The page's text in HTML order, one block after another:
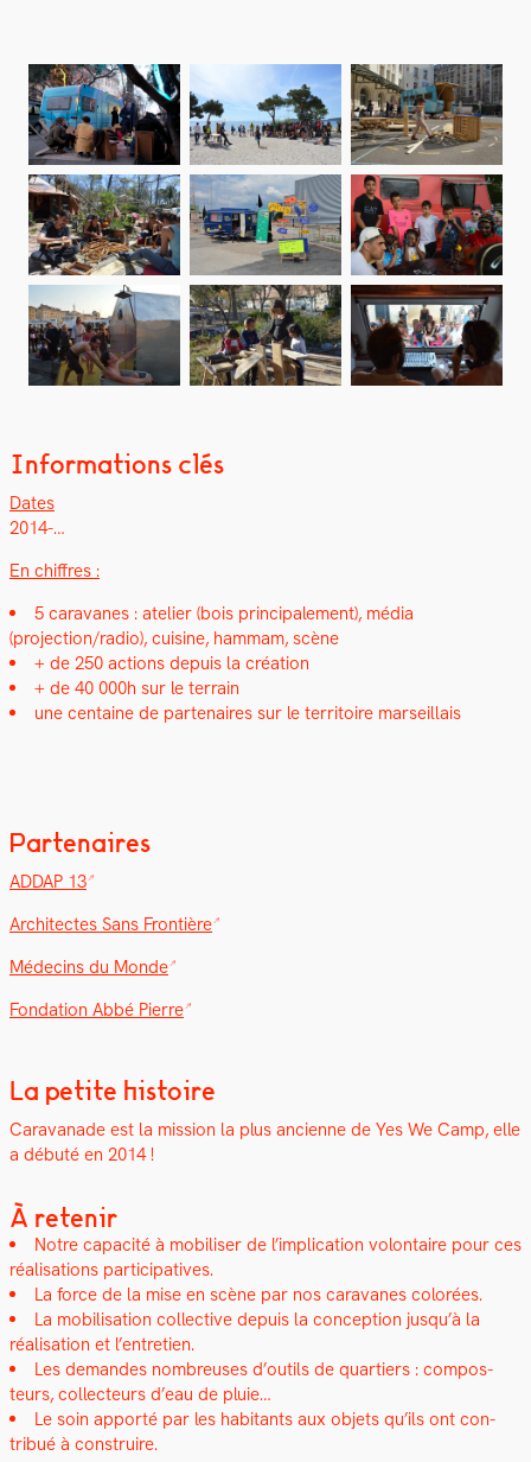
Informations clés
Dates
2014-…
En chiffres :
5 car­a­vanes : ate­lier (bois prin­ci­pale­ment), média
(projection/radio), cui­sine, ham­mam, scène
+ de 250 actions depuis la créa­tion
+ de 40 000h sur le ter­rain
une cen­taine de parte­naires sur le ter­ri­toire mar­seil­lais
Partenaires
ADDAP 13
Archi­tectes Sans Fron­tière
Médecins du Monde
Fon­da­tion Abbé Pierre
La petite histoire
Car­a­vanade est la mis­sion la plus anci­enne de Yes We Camp, elle
a débuté en 2014 !
À retenir
Notre capac­ité à mobilis­er de l’implication volon­taire pour ces
réal­i­sa­tions par­tic­i­pa­tives.
La force de la mise en scène par nos car­a­vanes col­orées.
La mobil­i­sa­tion col­lec­tive depuis la con­cep­tion jusqu’à la
réal­i­sa­tion et l’entretien.
Les deman­des nom­breuses d’outils de quartiers : com­pos­
teurs, col­lecteurs d’eau de pluie…
Le soin apporté par les habi­tants aux objets qu’ils ont con­
tribué à con­stru­ire.